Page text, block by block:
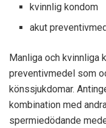
kvinnlig kondom
akut
Manliga och kvinnliga
preventivmedel som
könssjukdomar.
kombination med
spermiedödande